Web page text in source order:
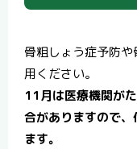
骨粗しょう症予防
用ください。
11月は医療機関が
合がありますので
ます。